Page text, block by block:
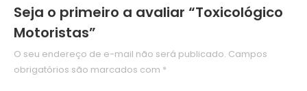
Seja o primeiro a avaliar “Toxicológico
Motoristas”
O seu endereço de e-mail não será publicado. Campos
obrigatórios são marcados com *